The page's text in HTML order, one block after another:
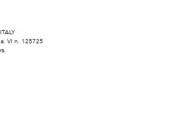
VI n. 125725